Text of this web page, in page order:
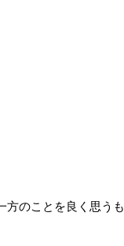
方のことを良く思うも